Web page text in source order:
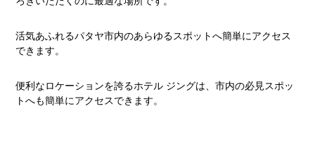
活気あふれるパタヤ市内のあらゆるスポットへ簡単にアクセス
できます。
便利なロケーションを誇るホテル ジングは、市内の必見スポッ
トへも簡単にアクセスできます。